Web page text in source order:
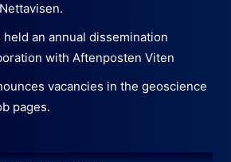
held an annual dissemination
with Aftenposten Viten
vacancies in the geoscience
pages.